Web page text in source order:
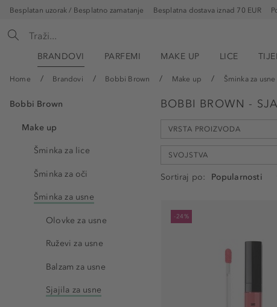
Besplatan uzorak / Besplatno zamatanje Besplatna dostava iznad 70 EUR
BRANDOVI PARFEMI MAKE UP LICE
Home Brandovi Bobbi Brown Make up Šminka za usne
Bobbi Brown
Make up
Šminka za lice
Šminka za oči
Šminka za usne
Olovke za usne
Ruževi za usne
Balzam za usne
Sjajila za usne
BOBBI BROWN -
VRSTA PROIZVODA
Sjajilo za usne (3)
Serum za usne (1)
SVOJSTVA
hranjivo (2)
Sortiraj po
-24%